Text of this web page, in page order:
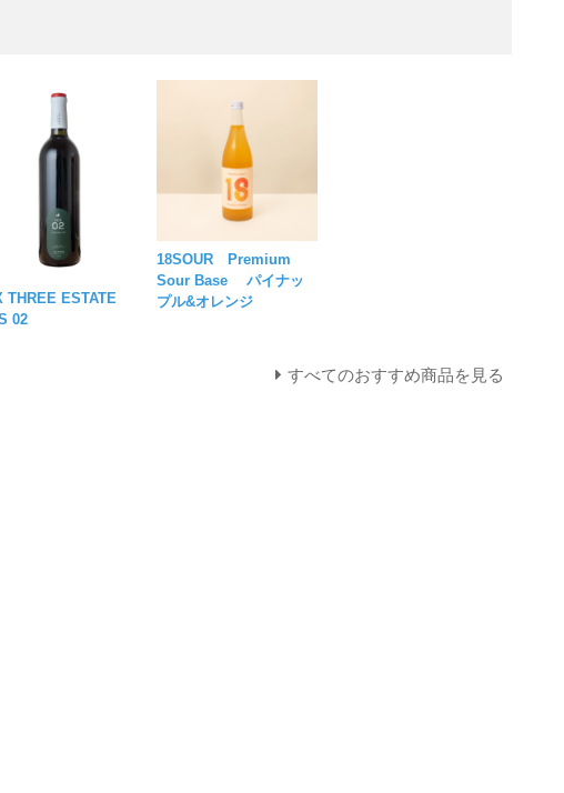
THREE ESTATE
02
18SOUR Premium
Sour Base パイナッ
プル&オレンジ
すべてのおすすめ商品を見る